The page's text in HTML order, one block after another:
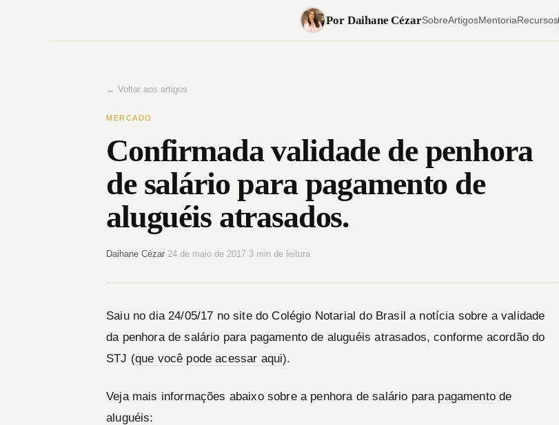
Por Daihane CézarSobreArtigosMentoriaRecursos
← Voltar aos artigos
MERCADO
Confirmada validade de penhora
de salário para pagamento de
aluguéis atrasados.
Daihane Cézar 24 de maio de 2017 3 min de leitura
Saiu no dia 24/05/17 no site do Colégio Notarial do Brasil a notícia sobre a validade
da penhora de salário para pagamento de aluguéis atrasados, conforme acordão do
STJ (que você pode acessar aqui).
Veja mais informações abaixo sobre a penhora de salário para pagamentode
aluguéis: